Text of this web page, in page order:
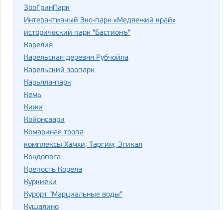
ЗооГринПарк
Интерактивный Эко-парк «Медвежий край»
исторический парк "Бастионъ"
Карелия
Карельская деревня Рубчойла
Карельский зоопарк
Карьяла-парк
Кемь
Кижи
Койонсаари
Комариная тропа
комплексы Хамхи, Таргим, Эгикал
Кондопога
Крепость Корела
Куркиеки
Курорт "Марциальные воды"
Кушалино